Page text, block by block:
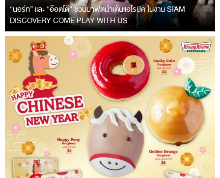
“นอร์ท” และ “อ๊อตโต้” ชวนมาฟิตนำเต้นแอโรบิค ในงาน SIAM
DISCOVERY COME PLAY WITH US